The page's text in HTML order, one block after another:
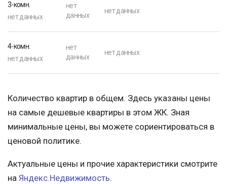
3-комн.
нет данных
нет
данных
нет данных
4-комн.
нет данных
нет
данных
нет данных
Количество квартир в общем. Здесь указаны цены
на самые дешевые квартиры в этом ЖК. Зная
минимальные цены, вы можете сориентироваться в
ценовой политике.
Актуальные цены и прочие характеристики смотрите
на Яндекс.Недвижимость.